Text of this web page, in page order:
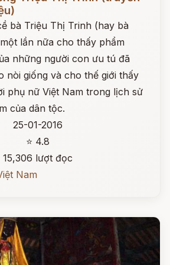
bà Triệu Thị Trinh (hay bà
lần nữa cho thấy phẩm
những người con ưu tú đã
nòi giống và cho thế giới thấy
phụ nữ Việt Nam trong lịch sử
của dân tộc.
25-01-2016
⭐ 4.8
15,306 lượt đọc
Nam